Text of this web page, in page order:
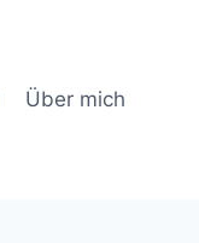
Über mich